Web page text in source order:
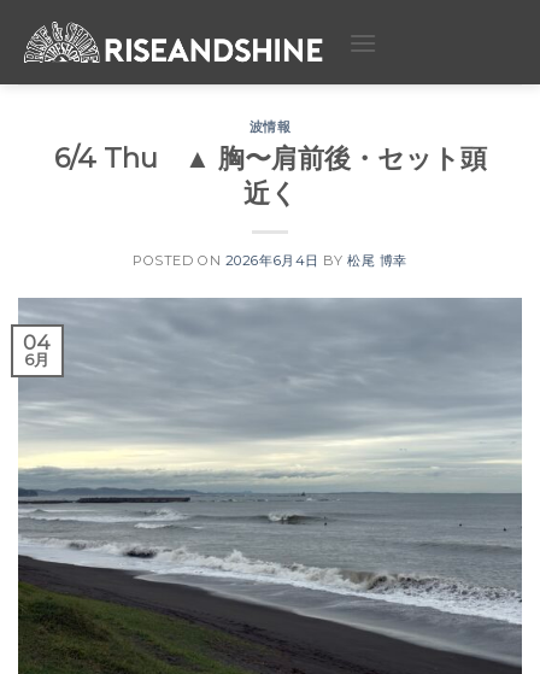
波情報
6/4 Thu ▲ 胸〜肩前後・セット頭
近く
POSTED ON 2026年6月4日 BY松尾 博幸
04
6月